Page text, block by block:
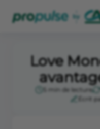
Love
5 min de lecture
Écrit